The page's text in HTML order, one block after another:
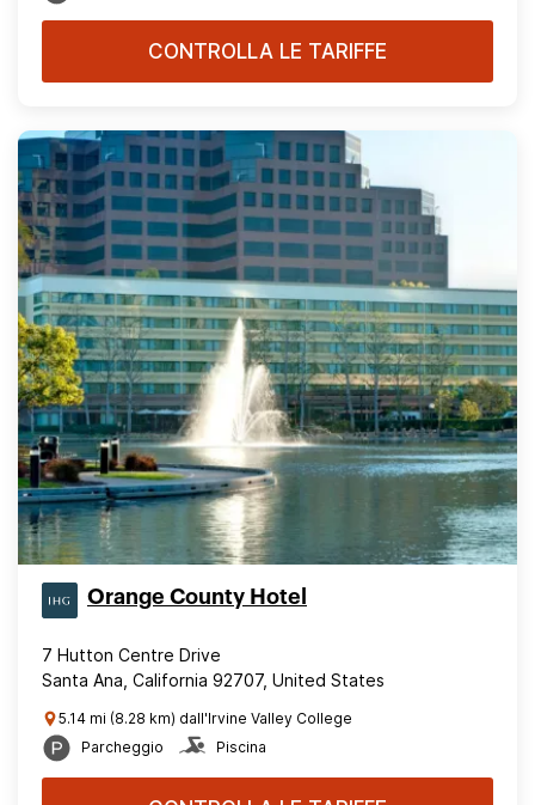
CONTROLLA LE TARIFFE
Orange County Hotel
7 Hutton Centre Drive
Santa Ana, California 92707, United States
5.14 mi (8.28 km) dall'Irvine Valley College
Parcheggio
Piscina